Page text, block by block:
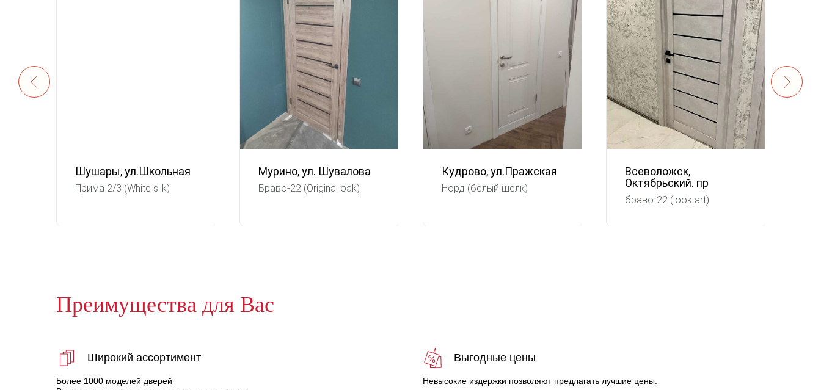
Шушары, ул.Школьная
Прима 2/3 (White silk)
Мурино, ул. Шувалова
Браво-22 (Original oak)
Кудрово, ул.Пражская
Норд (белый шелк)
Всеволожск,
Октябрьский. пр
браво-22 (look art)
Преимущества для Вас
Широкий ассортимент
Более 1000 моделей дверей
Выгодные цены
Невысокие издержки позволяют предлагать лучшие цены.